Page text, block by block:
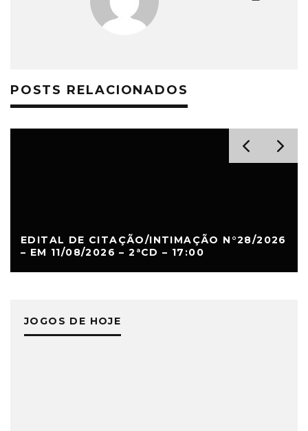
POSTS RELACIONADOS
EDITAL DE CITAÇÃO/INTIMAÇÃO N°28/2026
– EM 11/08/2026 – 2ªCD – 17:00
JOGOS DE HOJE